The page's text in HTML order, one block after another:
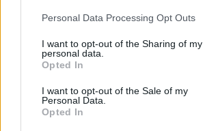
Personal Data Processing Opt Outs
I want to opt-out of the Sharing of my
personal data.
Opted In
I want to opt-out of the Sale of my
Personal Data.
Opted In